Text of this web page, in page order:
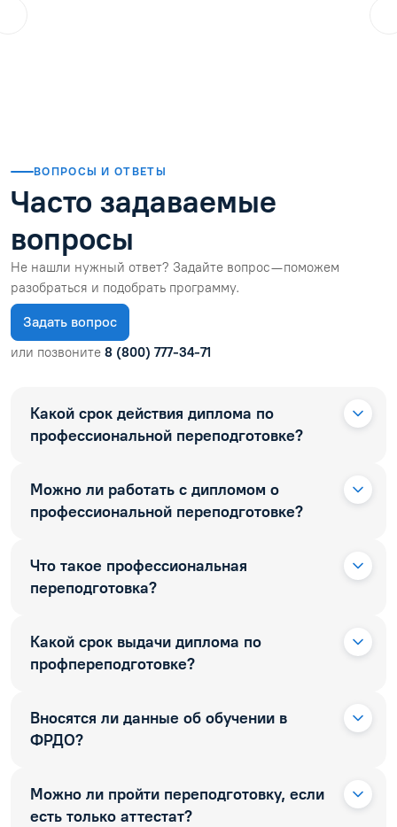
ВОПРОСЫ И ОТВЕТЫ
Часто задаваемые
вопросы
Не нашли нужный ответ? Задайте вопрос — поможем
разобраться и подобрать программу.
Задать вопрос
или позвоните 8 (800) 777-34-71
Какой срок действия диплома по
профессиональной переподготовке?
Можно ли работать с дипломом о
профессиональной переподготовке?
Что такое профессиональная
переподготовка?
Какой срок выдачи диплома по
профпереподготовке?
Вносятся ли данные об обучении в
ФРДО?
Можно ли пройти переподготовку, если
есть только аттестат?